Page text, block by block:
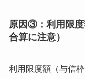
原因③：利用限
合算に注意）
利用限度額（与信